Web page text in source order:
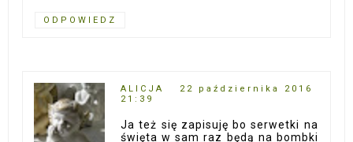
ODPOWIEDZ
ALICJA
22 października 2016
21:39
Ja też się zapisuję bo serwetki na
święta w sam raz będą na bombki